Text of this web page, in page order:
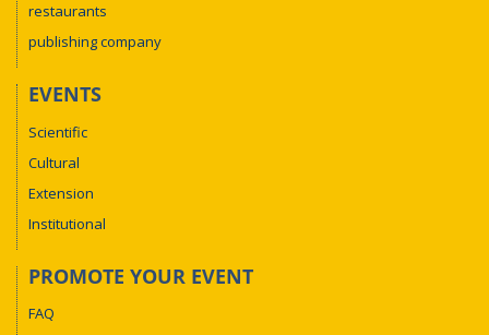
restaurants
publishing company
EVENTS
Scientific
Cultural
Extension
Institutional
PROMOTE YOUR EVENT
FAQ